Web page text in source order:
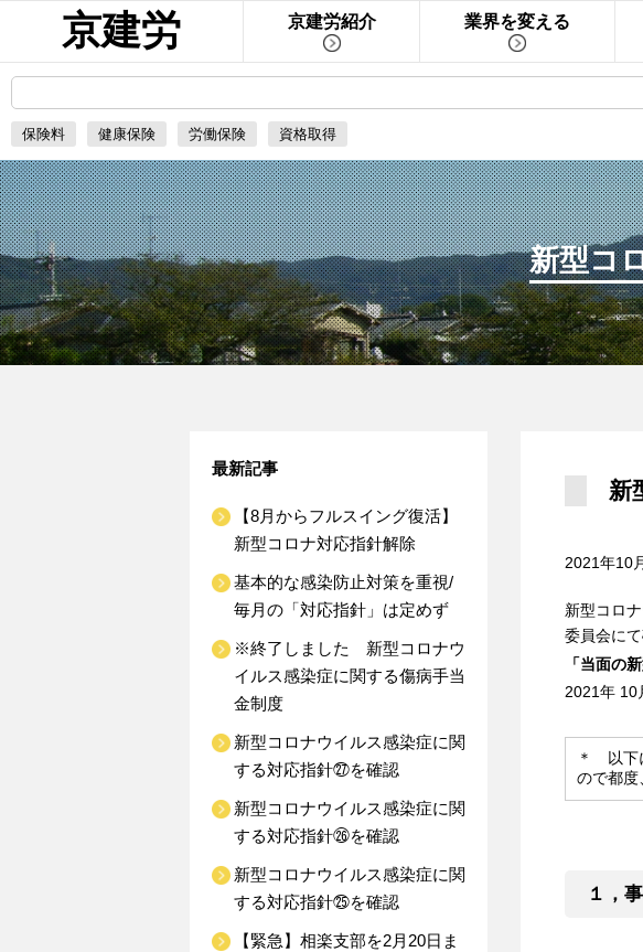
京建労 京建労紹介 業界を変える
保険料 健康保険 労働保険 資格取得
新型コ
新
2021年10
新型コロ
委員会に
「当面の
2021年
＊ 以下
ので都度
１，
最新記事
【8月からフルスイング復活】
新型コロナ対応指針解除
基本的な感染防止対策を重視/
毎月の「対応指針」は定めず
※終了しました 新型コロナウ
イルス感染症に関する傷病手当
金制度
新型コロナウイルス感染症に関
する対応指針㉗を確認
新型コロナウイルス感染症に関
する対応指針㉖を確認
新型コロナウイルス感染症に関
する対応指針㉕を確認
【緊急】相楽支部を2月20日ま